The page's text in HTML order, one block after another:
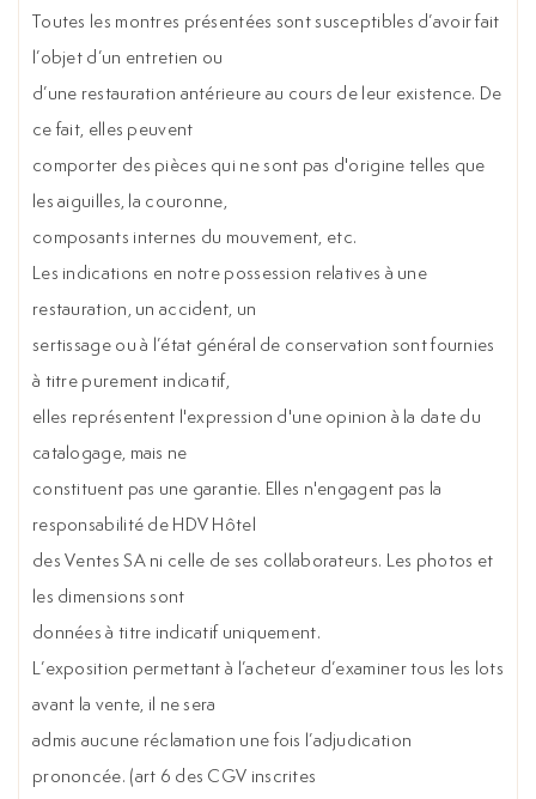
Toutes les montres présentées sont susceptibles d’avoir fait
l’objet d’un entretien ou
d’une restauration antérieure au cours de leur existence. De
ce fait, elles peuvent
comporter des pièces qui ne sont pas d'origine telles que
les aiguilles, la couronne,
composants internes du mouvement, etc.
Les indications en notre possession relatives à une
restauration, un accident, un
sertissage ou à l’état général de conservation sont fournies
à titre purement indicatif,
elles représentent l'expression d'une opinion à la date du
catalogage, mais ne
constituent pas une garantie. Elles n'engagent pas la
responsabilité de HDV Hôtel
des Ventes SA ni celle de ses collaborateurs. Les photos et
les dimensions sont
données à titre indicatif uniquement.
L’exposition permettant à l’acheteur d’examiner tous les lots
avant la vente, il ne sera
admis aucune réclamation une fois l’adjudication
prononcée. (art 6 des CGV inscrites